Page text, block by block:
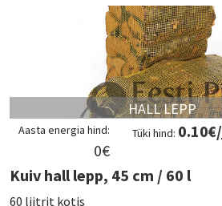
HALL LEPP
Tüki hind: 0.10€/
Aasta energia hind:
0€
Kuiv hall lepp, 45 cm / 60 l
60 liitrit kotis